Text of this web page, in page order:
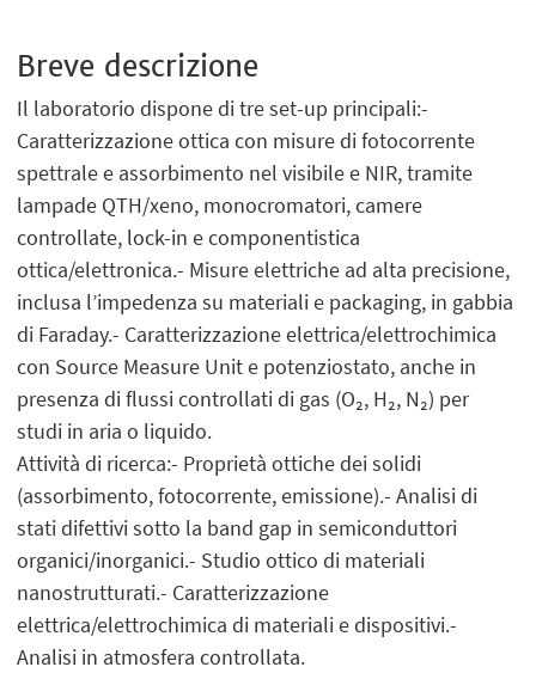
Breve descrizione
Il laboratorio dispone di tre set-up principali:-
Caratterizzazione ottica con misure di fotocorrente
spettrale e assorbimento nel visibile e NIR, tramite
lampade QTH/xeno, monocromatori, camere
controllate, lock-in e componentistica
ottica/elettronica.- Misure elettriche ad alta precisione,
inclusa l’impedenza su materiali e packaging, in gabbia
di Faraday.- Caratterizzazione elettrica/elettrochimica
con Source Measure Unit e potenziostato, anche in
presenza di flussi controllati di gas (O₂, H₂, N₂) per
studi in aria o liquido.
Attività di ricerca:- Proprietà ottiche dei solidi
(assorbimento, fotocorrente, emissione).- Analisi di
stati difettivi sotto la band gap in semiconduttori
organici/inorganici.- Studio ottico di materiali
nanostrutturati.- Caratterizzazione
elettrica/elettrochimica di materiali e dispositivi.-
Analisi in atmosfera controllata.